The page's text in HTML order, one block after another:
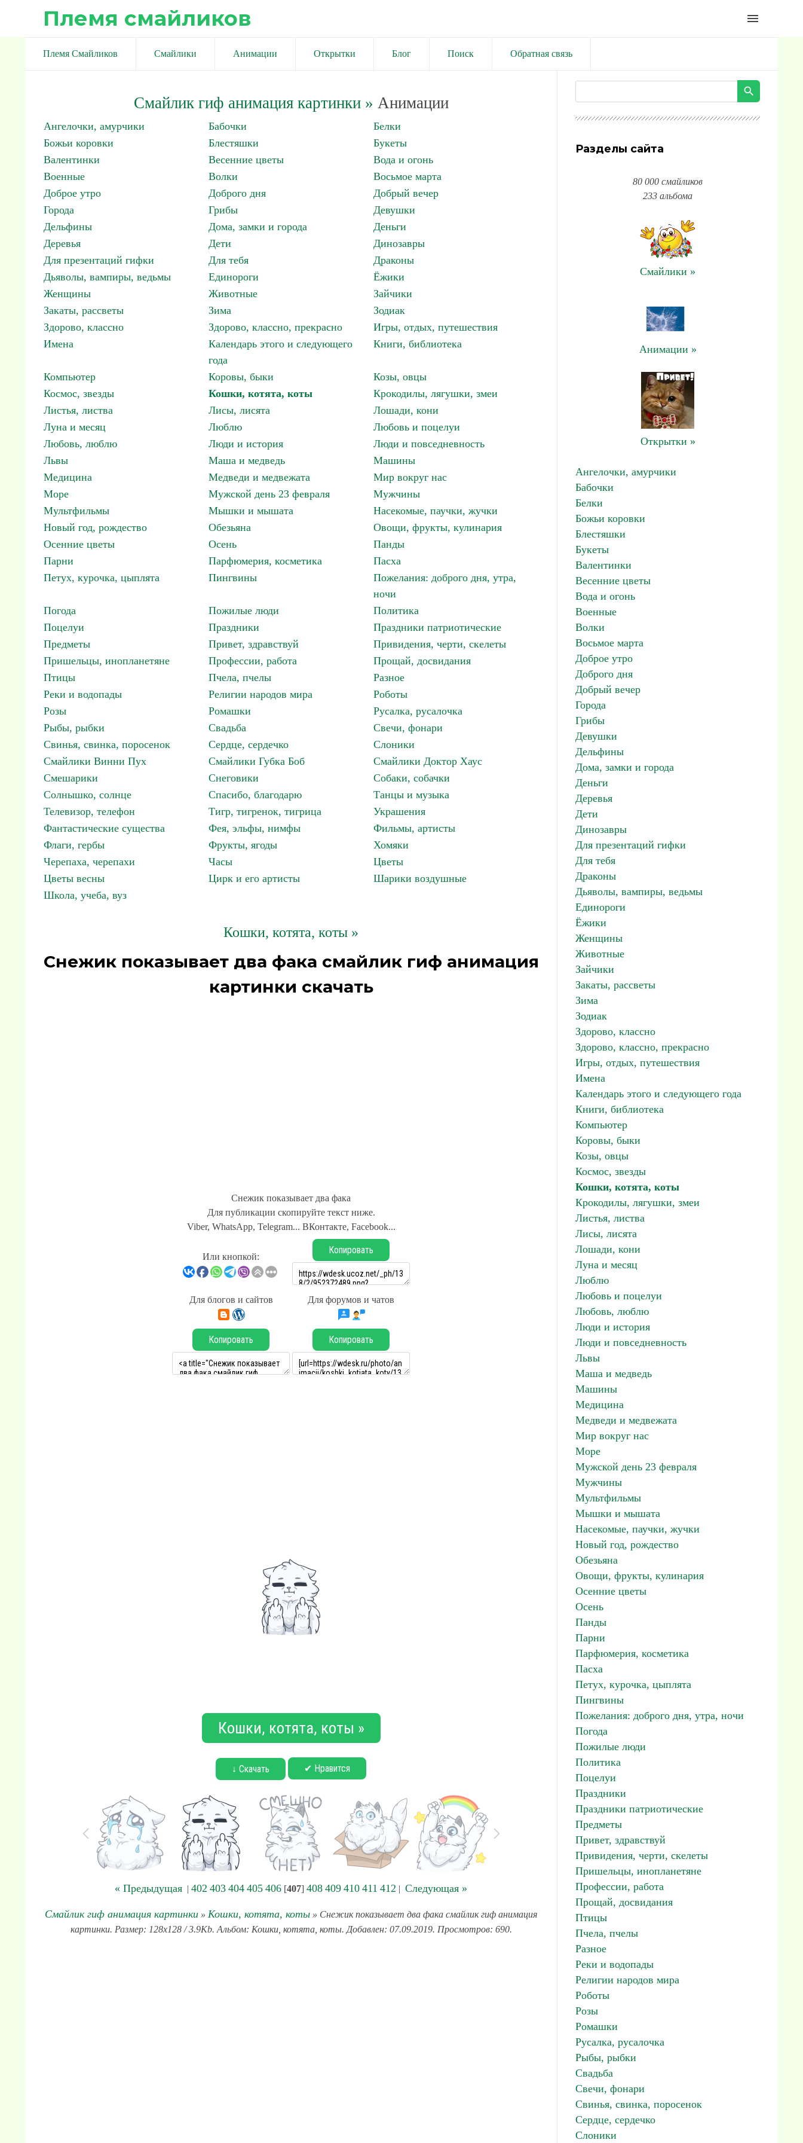
Племя смайликов menu
Племя Смайликов Смайлики Анимации Открытки Блог Поиск Обратная связь
Смайлик гиф анимация картинки» Анимации
Ангелочки, амурчики Бабочки
Белки
Божьи коровки
Блестяшки
Букеты
Валентинки
Весенние цветы
Вода и огонь
Военные
Волки
Восьмое марта
Доброе утро
Доброго дня
Добрый вечер
Города
Грибы
Девушки
Дельфины
Дома, замки и города
Деньги
Деревья
Дети
Динозавры
Для презентаций гифки
Для тебя
Драконы
Дьяволы, вампиры, ведьмы
Единороги
Ёжики
Женщины
Животные
Зайчики
Закаты, рассветы
Зима
Зодиак
Здорово, классно
Здорово, классно, прекрасно
Игры, отдых, путешествия
Имена
Календарь этого и следующего
года
Книги, библиотека
Компьютер Коровы, быки
Козы, овцы
Космос, звезды
Кошки, котята, коты
Крокодилы, лягушки, змеи
Листья, листва
Лисы, лисята
Лошади, кони
Луна и месяц
Люблю
Любовь и поцелуи
Любовь, люблю
Люди и история
Люди и повседневность
Львы
Маша и медведь
Машины
Медицина
Медведи и медвежата
Мир вокруг нас
Море
Мужской день 23 февраля
Мужчины
Мультфильмы
Мышки и мышата
Насекомые, паучки, жучки
Новый год, рождество
Обезьяна
Овощи, фрукты, кулинария
Осенние цветы
Осень
Панды
Парни
Парфюмерия, косметика
Пасха
Петух, курочка, цыплята
Пингвины
Пожелания: доброго дня, утра,
ночи
Погода
Пожилые люди
Политика
Поцелуи
Праздники
Праздники патриотические
Предметы
Привет, здравствуй
Привидения, черти, скелеты
Пришельцы, инопланетяне
Профессии, работа
Прощай, досвидания
Птицы
Пчела, пчелы
Разное
Реки и водопады
Религии народов мира
Роботы
Розы
Ромашки
Русалка, русалочка
Рыбы, рыбки
Свадьба
Свечи, фонари
Свинья, свинка, поросенок
Сердце, сердечко
Слоники
Смайлики Винни Пух
Смайлики Губка Боб
Смайлики Доктор Хаус
Смешарики
Снеговики
Собаки, собачки
Солнышко, солнце
Спасибо, благодарю
Танцы и музыка
Телевизор, телефон
Тигр, тигренок, тигрица
Украшения
Фантастические существа
Фея, эльфы, нимфы
Фильмы, артисты
Флаги, гербы
Фрукты, ягоды
Хомяки
Черепаха, черепахи
Часы
Цветы
Цветы весны
Цирк и его артисты
Шарики воздушные
Школа, учеба, вуз
Кошки, котята, коты »
Снежик показывает два фака смайлик гиф анимация
картинки скачать
Снежик показывает два фака
Для публикации скопируйте текст ниже.
Viber, WhatsApp, Telegram... ВКонтакте, Facebook...
Или кнопкой:
Копировать
Для блогов и сайтов Для форумов и чатов
Копировать Копировать
Кошки, котята, коты »
↓ Скачать ✔ Нравится
« Предыдущая | 402 403 404 405 406 [407] 408 409 410 411 412 | Следующая »
Смайлик гиф анимация картинки » Кошки, котята, коты » Снежик показывает два фака смайлик гиф анимация
картинки. Размер: 128x128 / 3.9Kb. Альбом: Кошки, котята, коты. Добавлен: 07.09.2019. Просмотров: 690.
Разделы сайта
80 000 смайликов
233 альбома
Смайлики »
Анимации »
Открытки »
Ангелочки, амурчики
Бабочки
Белки
Божьи коровки
Блестяшки
Букеты
Валентинки
Весенние цветы
Вода и огонь
Военные
Волки
Восьмое марта
Доброе утро
Доброго дня
Добрый вечер
Города
Грибы
Девушки
Дельфины
Дома, замки и города
Деньги
Деревья
Дети
Динозавры
Для презентаций гифки
Для тебя
Драконы
Дьяволы, вампиры, ведьмы
Единороги
Ёжики
Женщины
Животные
Зайчики
Закаты, рассветы
Зима
Зодиак
Здорово, классно
Здорово, классно, прекрасно
Игры, отдых, путешествия
Имена
Календарь этого и следующего года
Книги, библиотека
Компьютер
Коровы, быки
Козы, овцы
Космос, звезды
Кошки, котята, коты
Крокодилы, лягушки, змеи
Листья, листва
Лисы, лисята
Лошади, кони
Луна и месяц
Люблю
Любовь и поцелуи
Любовь, люблю
Люди и история
Люди и повседневность
Львы
Маша и медведь
Машины
Медицина
Медведи и медвежата
Мир вокруг нас
Море
Мужской день 23 февраля
Мужчины
Мультфильмы
Мышки и мышата
Насекомые, паучки, жучки
Новый год, рождество
Обезьяна
Овощи, фрукты, кулинария
Осенние цветы
Осень
Панды
Парни
Парфюмерия, косметика
Пасха
Петух, курочка, цыплята
Пингвины
Пожелания: доброго дня, утра, ночи
Погода
Пожилые люди
Политика
Поцелуи
Праздники
Праздники патриотические
Предметы
Привет, здравствуй
Привидения, черти, скелеты
Пришельцы, инопланетяне
Профессии, работа
Прощай, досвидания
Птицы
Пчела, пчелы
Разное
Реки и водопады
Религии народов мира
Роботы
Розы
Ромашки
Русалка, русалочка
Рыбы, рыбки
Свадьба
Свечи, фонари
Свинья, свинка, поросенок
Сердце, сердечко
Слоники